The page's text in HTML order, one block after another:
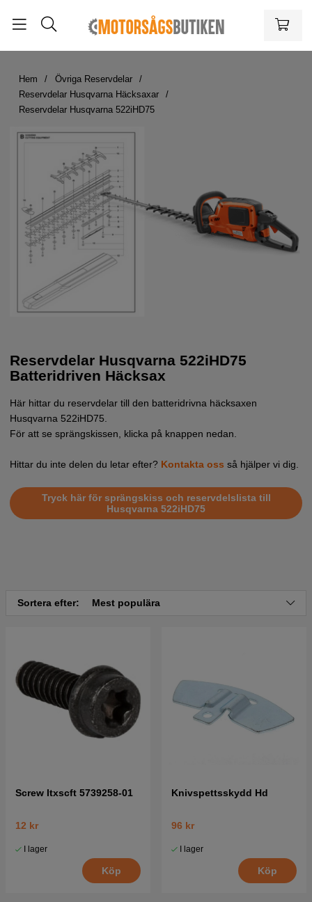
Hem
Övriga Reservdelar
Reservdelar Husqvarna Häcksaxar
Reservdelar Husqvarna 522iHD75
Reservdelar Husqvarna 522iHD75
Batteridriven Häcksax
Här hittar du reservdelar till den batteridrivna häcksaxen
Husqvarna 522iHD75
För att se sprängskissen, klicka på knappen nedan.
Hittar du inte delen du letar efter? Kontakta oss så hjälper vi dig.
Tryck här för sprängskiss och reservdelslista till
Husqvarna 522iHD75
Sortera efter: Mest populära
Screw Itxscft 5739258-01
12 kr
I lager
Köp
Knivspettsskydd Hd
96 kr
I lager
Köp